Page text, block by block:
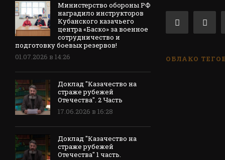
Министерство обороны РФ
наградило инструкторов
Кубанского казачьего
центра «Баско» за военное
сотрудничество и
подготовку боевых резервов!
01.07.2026 в 14:26
Доклад "Казачество на
страже рубежей
Отечества". 2 Часть
17.06.2026 в 16:28
Доклад "Казачество на
страже рубежей
Отечества" 1 часть.
ОБЛАКО